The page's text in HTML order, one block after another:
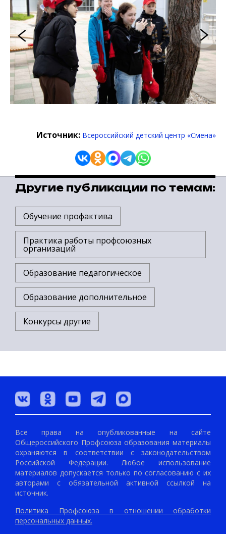
Источник: Всероссийский детский центр «Смена»
Другие публикации по темам:
Обучение профактива
Практика работы профсоюзных
организаций
Образование педагогическое
Образование дополнительное
Конкурсы другие
Все права на опубликованные на сайте
Общероссийского Профсоюза образования материалы
охраняются в соответствии с законодательством
Российской Федерации. Любое использование
материалов допускается только по согласованию с их
авторами с обязательной активной ссылкой на
источник.
Политика Профсоюза в отношении обработки
персональных данных.